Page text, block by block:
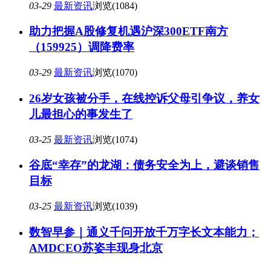
03-29 最新资讯浏览(1084)
助力把握A股修复机遇沪深300ETF南方
（159925）调降费率
03-29 最新资讯浏览(1070)
26岁女孩被分手，在线控诉父母引争议，养女
儿最担心的事发生了
03-25 最新资讯浏览(1074)
谷底“幸存”的龙湖：债务安全为上，避谈销售
目标
03-25 最新资讯浏览(1039)
数智早参｜通义千问开放千万字长文本能力；
AMDCEO苏姿丰现身北京